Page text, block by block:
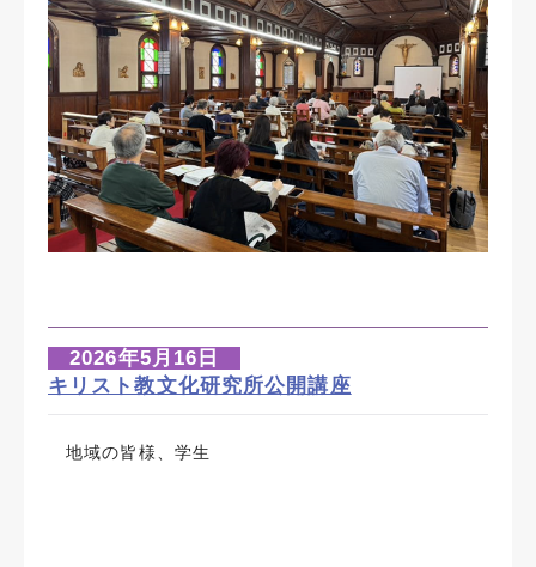
2026年5月16日
キリスト教文化研究所公開講座
地域の皆様、学生